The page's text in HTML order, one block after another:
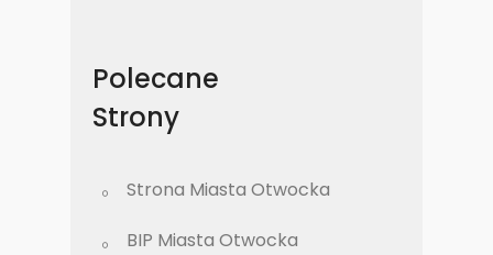
Polecane
Strony
Strona Miasta Otwocka
BIP Miasta Otwocka